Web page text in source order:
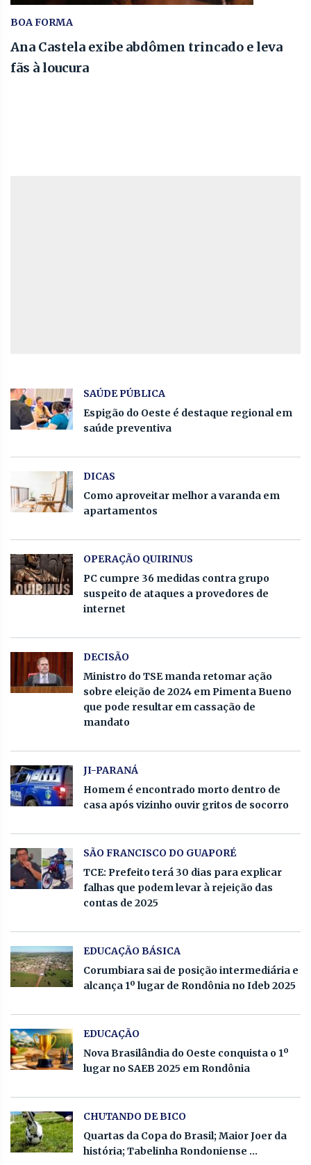
BOA FORMA
Ana Castela exibe abdômen trincado e leva
fãs à loucura
SAÚDE PÚBLICA
Espigão do Oeste é destaque regional em
saúde preventiva
DICAS
Como aproveitar melhor a varanda em
apartamentos
OPERAÇÃO QUIRINUS
PC cumpre 36 medidas contra grupo
suspeito de ataques a provedores de
internet
DECISÃO
Ministro do TSE manda retomar ação
sobre eleição de 2024 em Pimenta Bueno
que pode resultar em cassação de
mandato
JI-PARANÁ
Homem é encontrado morto dentro de
casa após vizinho ouvir gritos de socorro
SÃO FRANCISCO DO GUAPORÉ
TCE: Prefeito terá 30 dias para explicar
falhas que podem levar à rejeição das
contas de 2025
EDUCAÇÃO BÁSICA
Corumbiara sai de posição intermediária e
alcança 1º lugar de Rondônia no Ideb 2025
EDUCAÇÃO
Nova Brasilândia do Oeste conquista o 1º
lugar no SAEB 2025 em Rondônia
CHUTANDO DE BICO
Quartas da Copa do Brasil; Maior Joer da
história; Tabelinha Rondoniense ...